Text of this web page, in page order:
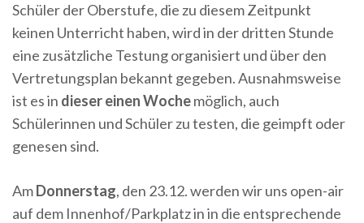
Schüler der Oberstufe, die zu diesem Zeitpunkt
keinen Unterricht haben, wird in der dritten Stunde
eine zusätzliche Testung organisiert und über den
Vertretungsplan bekannt gegeben. Ausnahmsweise
ist es in dieser einen Wochemöglich, auch
Schülerinnen und Schüler zu testen, die geimpft oder
genesen sind.
AmDonnerstag, den 23.12. werden wir uns open-air
auf dem Innenhof/Parkplatz in in die entsprechende